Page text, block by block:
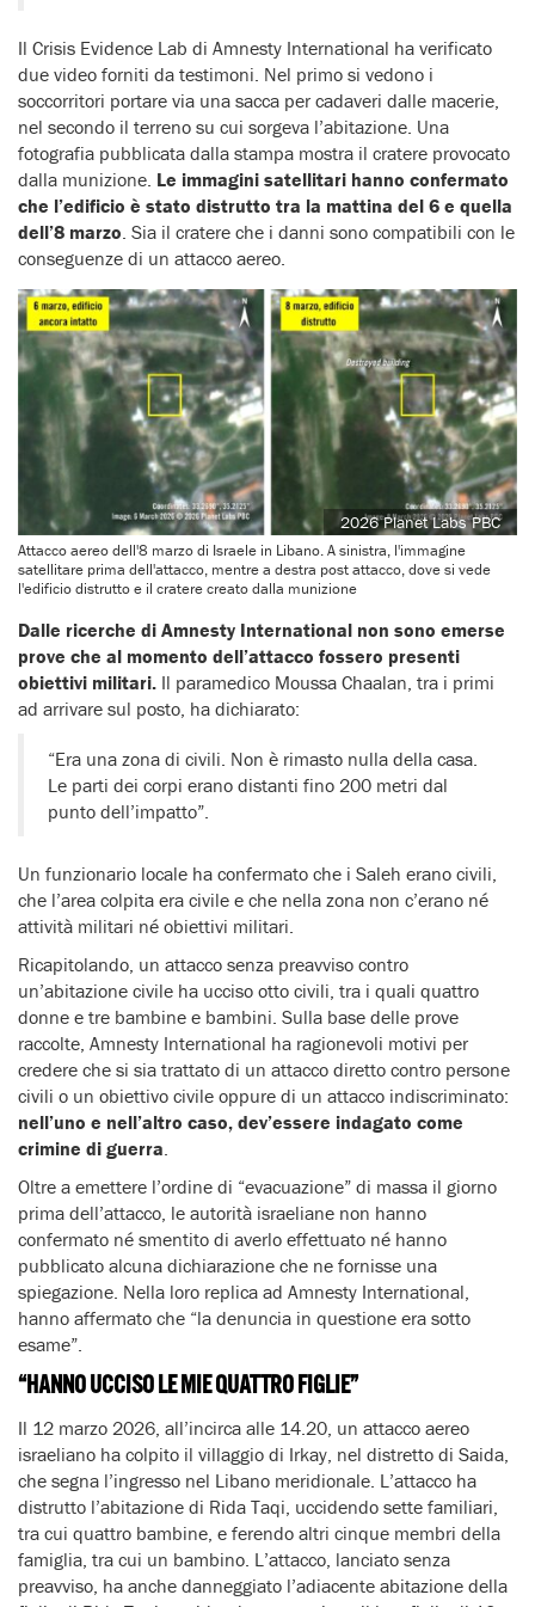
Il Crisis Evidence Lab di Amnesty International ha verificato
due video forniti da testimoni. Nel primo si vedono i
soccorritori portare via una sacca per cadaveri dalle macerie,
nel secondo il terreno su cui sorgeva l’abitazione. Una
fotografia pubblicata dalla stampa mostra il cratere provocato
dalla munizione. Le immagini satellitari hanno confermato
che l’edificio è stato distrutto tra la mattina del 6 e quella
dell’8 marzo. Sia il cratere che i danni sono compatibili con le
conseguenze di un attacco aereo.
2026 Planet Labs PBC
Attacco aereo dell'8 marzo di Israele in Libano. A sinistra, l'immagine
satellitare prima dell'attacco, mentre a destra post attacco, dove si vede
l'edificio distrutto e il cratere creato dalla munizione
Dalle ricerche di Amnesty International non sono emerse
prove che al momento dell’attacco fossero presenti
obiettivi militari. Il paramedico Moussa Chaalan, tra i primi
ad arrivare sul posto, ha dichiarato:
“Era una zona di civili. Non è rimasto nulla della casa.
Le parti dei corpi erano distanti fino 200 metri dal
punto dell’impatto”.
Un funzionario locale ha confermato che i Saleh erano civili,
che l’area colpita era civile e che nella zona non c’erano né
attività militari né obiettivi militari.
Ricapitolando, un attacco senza preavviso contro
un’abitazione civile ha ucciso otto civili, tra i quali quattro
donne e tre bambine e bambini. Sulla base delle prove
raccolte, Amnesty International ha ragionevoli motivi per
credere che si sia trattato di un attacco diretto contro persone
civili o un obiettivo civile oppure di un attacco indiscriminato:
nell’uno e nell’altro caso, dev’essere indagato come
crimine di guerra
Oltre a emettere l’ordine di “evacuazione” di massa il giorno
prima dell’attacco, le autorità israeliane non hanno
confermato né smentito di averlo effettuato né hanno
pubblicato alcuna dichiarazione che ne fornisse una
spiegazione. Nella loro replica ad Amnesty International,
hanno affermato che “la denuncia in questione era sotto
esame”.
“HANNO UCCISO LE MIE QUATTRO FIGLIE”
Il 12 marzo 2026, all’incirca alle 14.20, un attacco aereo
israeliano ha colpito il villaggio di Irkay, nel distretto di Saida,
che segna l’ingresso nel Libano meridionale. L’attacco ha
distrutto l’abitazione di Rida Taqi, uccidendo sette familiari,
tra cui quattro bambine, e ferendo altri cinque membri della
famiglia, tra cui un bambino. L’attacco, lanciato senza
preavviso, ha anche danneggiato l’adiacente abitazione della